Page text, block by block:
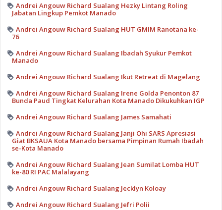
Andrei Angouw Richard Sualang Hezky Lintang Roling
Jabatan Lingkup Pemkot Manado
Andrei Angouw Richard Sualang HUT GMIM Ranotana ke-
76
Andrei Angouw Richard Sualang Ibadah Syukur Pemkot
Manado
Andrei Angouw Richard Sualang Ikut Retreat di Magelang
Andrei Angouw Richard Sualang Irene Golda Penonton 87
Bunda Paud Tingkat Kelurahan Kota Manado Dikukuhkan IGP
Andrei Angouw Richard Sualang James Samahati
Andrei Angouw Richard Sualang Janji Ohi SARS Apresiasi
Giat BKSAUA Kota Manado bersama Pimpinan Rumah Ibadah
se-Kota Manado
Andrei Angouw Richard Sualang Jean Sumilat Lomba HUT
ke-80 RI PAC Malalayang
Andrei Angouw Richard Sualang Jecklyn Koloay
Andrei Angouw Richard Sualang Jefri Polii